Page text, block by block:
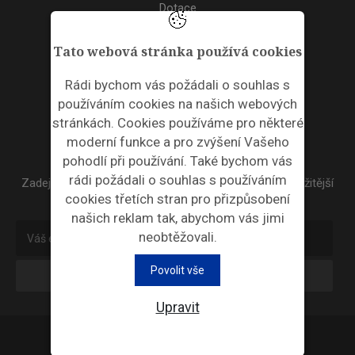
Tato webová stránka používá cookies
Rádi bychom vás požádali o souhlas s
používáním cookies na našich webových
stránkách. Cookies používáme pro některé
moderní funkce a pro zvýšení Vašeho
pohodlí při používání. Také bychom vás
rádi požádali o souhlas s používáním
cookies třetích stran pro přizpůsobení
našich reklam tak, abychom vás jimi
neobtěžovali.
Povolit vše
Upravit
Dotace
Akce
ODPADNÍ PLASTY
NEWSLETTER
Zadejte váš email a my Vám budeme zasílat ty nejdůležitější
informace, maximálně 1x týdně.
Odebírat